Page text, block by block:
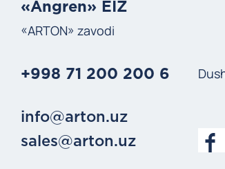
«Angren» EIZ
«ARTON» zavodi
+998 71 200 200 6
info@arton.uz
sales@arton.uz